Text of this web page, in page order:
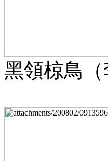
黑領椋鳥（